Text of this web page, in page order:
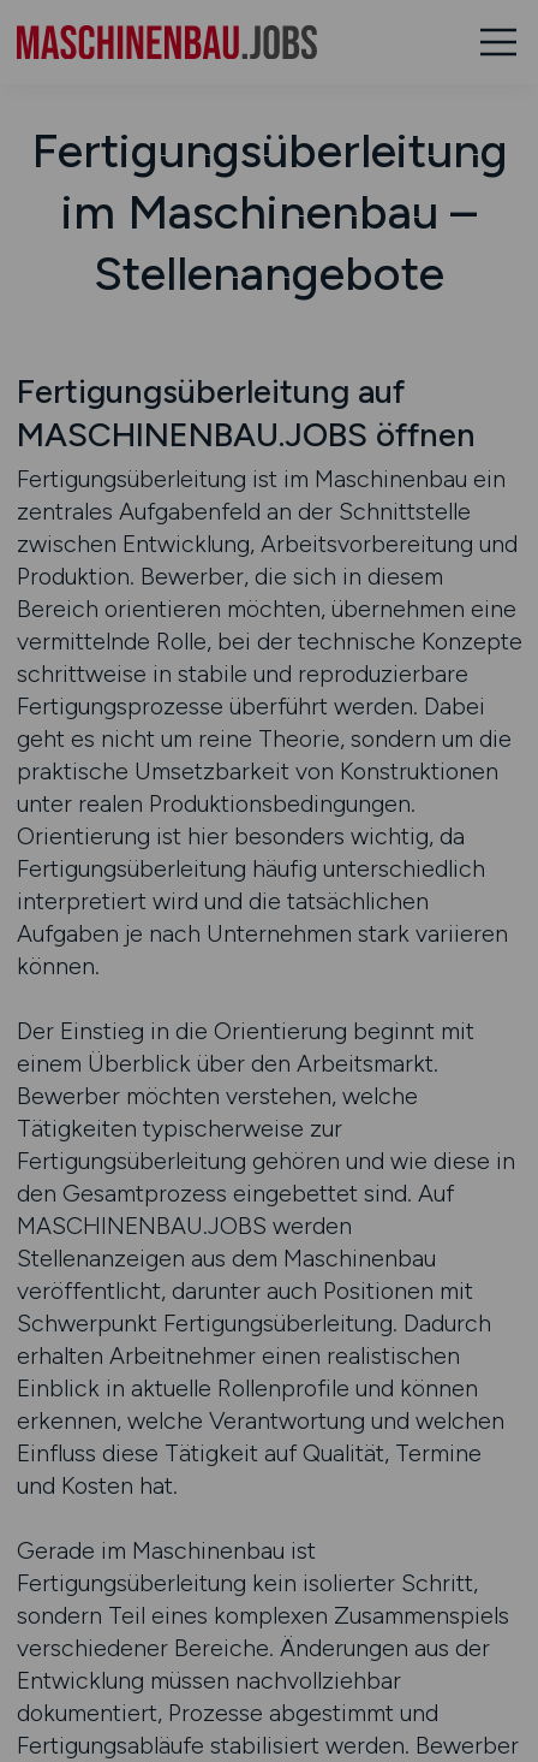
Fertigungsüberleitung
im Maschinenbau –
Stellenangebote
Fertigungsüberleitung auf
MASCHINENBAU.JOBS öffnen
Fertigungsüberleitung ist im Maschinenbau ein
zentrales Aufgabenfeld an der Schnittstelle
zwischen Entwicklung, Arbeitsvorbereitung und
Produktion. Bewerber, die sich in diesem
Bereich orientieren möchten, übernehmen eine
vermittelnde Rolle, bei der technische Konzepte
schrittweise in stabile und reproduzierbare
Fertigungsprozesse überführt werden. Dabei
geht es nicht um reine Theorie, sondern um die
praktische Umsetzbarkeit von Konstruktionen
unter realen Produktionsbedingungen.
Orientierung ist hier besonders wichtig, da
Fertigungsüberleitung häufig unterschiedlich
interpretiert wird und die tatsächlichen
Aufgaben je nach Unternehmen stark variieren
können.
Der Einstieg in die Orientierung beginnt mit
einem Überblick über den Arbeitsmarkt.
Bewerber möchten verstehen, welche
Tätigkeiten typischerweise zur
Fertigungsüberleitung gehören und wie diese in
den Gesamtprozess eingebettet sind. Auf
MASCHINENBAU.JOBS werden
Stellenanzeigen aus dem Maschinenbau
veröffentlicht, darunter auch Positionen mit
Schwerpunkt Fertigungsüberleitung. Dadurch
erhalten Arbeitnehmer einen realistischen
Einblick in aktuelle Rollenprofile und können
erkennen, welche Verantwortung und welchen
Einfluss diese Tätigkeit auf Qualität, Termine
und Kosten hat.
Gerade im Maschinenbau ist
Fertigungsüberleitung kein isolierter Schritt,
sondern Teil eines komplexen Zusammenspiels
verschiedener Bereiche. Änderungen aus der
Entwicklung müssen nachvollziehbar
dokumentiert, Prozesse abgestimmt und
Fertigungsabläufe stabilisiert werden. Bewerber